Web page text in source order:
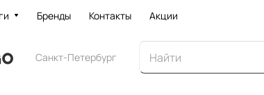
Бренды Контакты Акции
Санкт-Петербург